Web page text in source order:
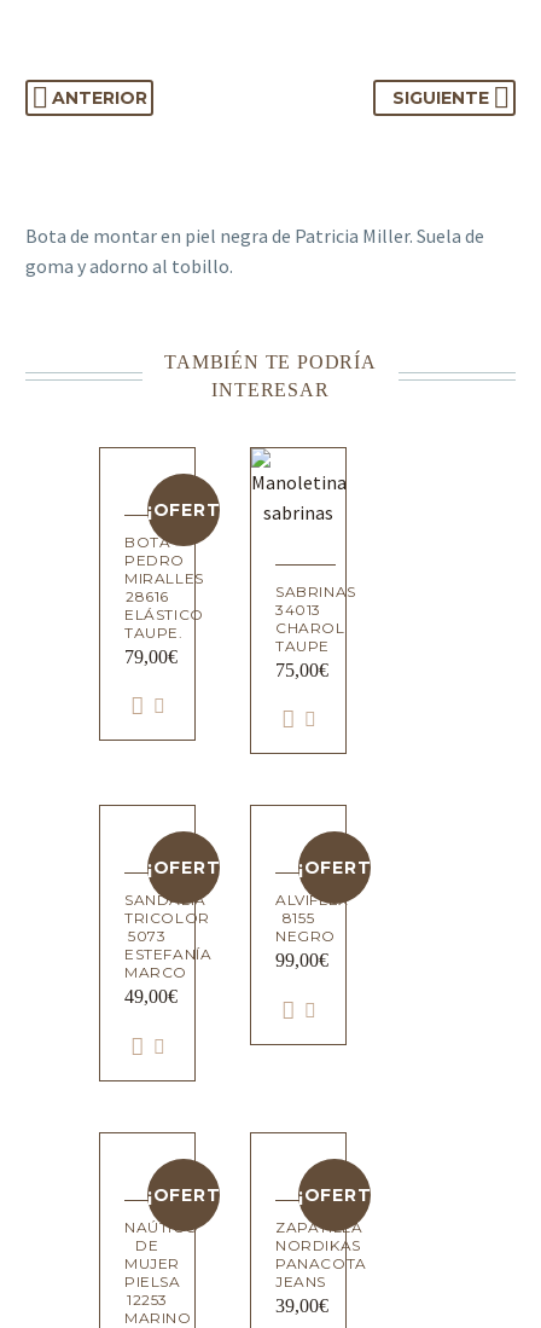
ANTERIOR SIGUIENTE
Bota de montar en piel negra de Patricia Miller. Suela de
goma y adorno al tobillo.
TAMBIÉN TE PODRÍA
INTERESAR
¡OFERTA!
BOTA
PEDRO
MIRALLES
28616
ELÁSTICO
TAUPE.
79,00€
SABRINAS
34013
CHAROL
TAUPE
75,00€
¡OFERTA!
SANDALIA
TRICOLOR
5073
ESTEFANÍA
MARCO
49,00€
¡OFERTA!
ALVIFLEX
8155
NEGRO
99,00€
¡OFERTA!
NAÚTICO
DE
MUJER
PIELSA
12253
MARINO
¡OFERTA!
ZAPATILLA
NORDIKAS
PANACOTA
JEANS
39,00€